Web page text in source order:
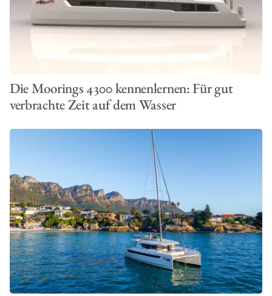
Die Moorings 4300 kennenlernen: Für gut
verbrachte Zeit auf dem Wasser